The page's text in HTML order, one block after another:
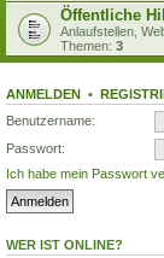
Öffentliche
Anlaufstellen,
Themen: 3
ANMELDEN •
Benutzername:
Passwort:
Ich habe mein Passwort
WER IST ONLINE?